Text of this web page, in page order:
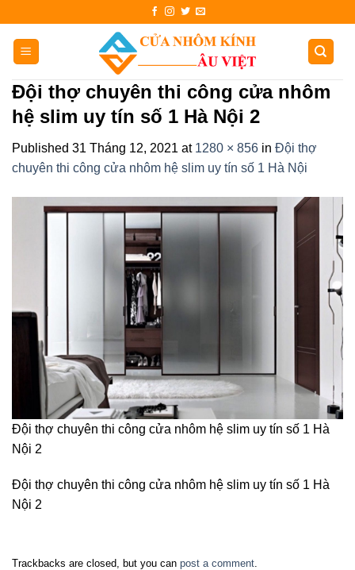
content
Đội thợ chuyên thi công cửa nhôm
hệ slim uy tín số 1 Hà Nội 2
Published 31 Tháng 12, 2021 at 1280 × 856 in Đội thợ
chuyên thi công cửa nhôm hệ slim uy tín số 1 Hà Nội
Đội thợ chuyên thi công cửa nhôm hệ slim uy tín số 1 Hà
Nội 2
Đội thợ chuyên thi công cửa nhôm hệ slim uy tín số 1 Hà
Nội 2
Trackbacks are closed, but you can post a comment